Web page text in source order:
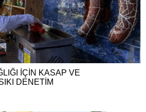
İÇİN KASAP VE
DENETİM